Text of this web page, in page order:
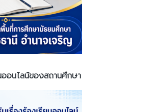
ออนไลน์ของสถานศึกษา